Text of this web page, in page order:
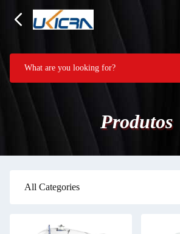
Produtos
All Categories